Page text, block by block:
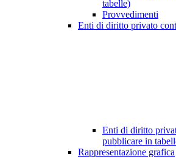
tabelle)
Provvedimenti
Enti di diritto privato
Enti di diritto
pubblicare in
Rappresentazione grafica